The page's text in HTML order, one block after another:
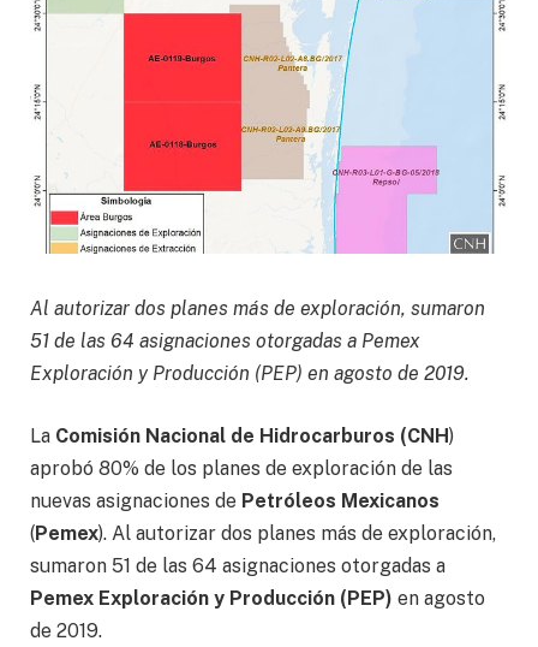
Al autorizar dos planes más de exploración, sumaron
51 de las 64 asignaciones otorgadas a Pemex
Exploración y Producción (PEP) en agosto de 2019.
La Comisión Nacional de Hidrocarburos (CNH)
aprobó 80% de los planes de exploración de las
nuevas asignaciones de Petróleos Mexicanos
(Pemex). Al autorizar dos planes más de exploración,
sumaron 51 de las 64 asignaciones otorgadas a
Pemex Exploración y Producción (PEP) en agosto
de 2019.